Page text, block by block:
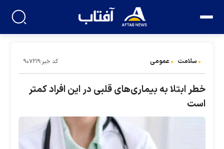
سلامت عمومی کد خبر:۹۰۷۲۱۹
خطر ابتلا به بیماری‌های قلبی در این افراد کمتر
است